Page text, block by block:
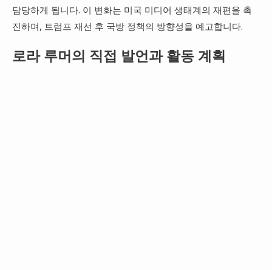
담당하게 됩니다. 이 변화는 미국 미디어 생태계의 재편을 촉
진하며, 트럼프 재선 후 국방 정책의 방향성을 예고합니다.
로라 루머의 직접 발언과 활동 계획